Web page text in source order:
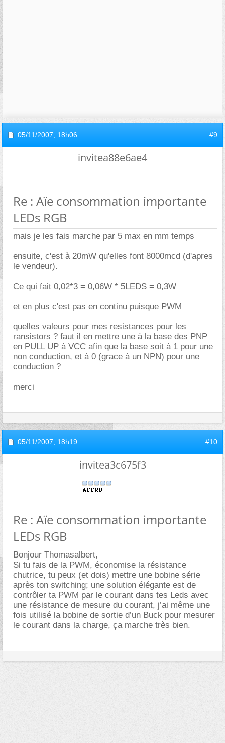
05/11/2007, 18h06 #9
invitea88e6ae4
Re : Aïe consommation importante
LEDs RGB
mais je les fais marche par 5 max en mm temps
ensuite, c'est à 20mW qu'elles font 8000mcd (d'apres
le vendeur).
Ce qui fait 0,02*3 = 0,06W * 5LEDS = 0,3W
et en plus c'est pas en continu puisque PWM
quelles valeurs pour mes resistances pour les
ransistors ? faut il en mettre une à la base des PNP
en PULL UP à VCC afin que la base soit à 1 pour une
non conduction, et à 0 (grace à un NPN) pour une
conduction ?
merci
05/11/2007, 18h19 #10
invitea3c675f3
Re : Aïe consommation importante
LEDs RGB
Bonjour Thomasalbert,
Si tu fais de la PWM, économise la résistance
chutrice, tu peux (et dois) mettre une bobine série
après ton switching; une solution élégante est de
contrôler ta PWM par le courant dans tes Leds avec
une résistance de mesure du courant, j’ai même une
fois utilisé la bobine de sortie d’un Buck pour mesurer
le courant dans la charge, ça marche très bien.